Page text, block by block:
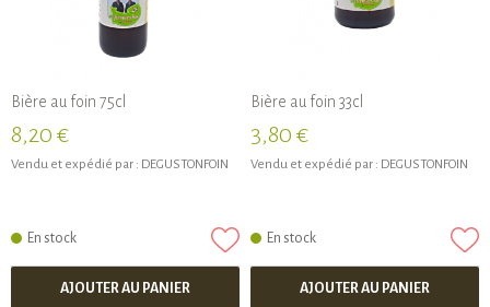
Bière au foin 75cl
8,20 €
Vendu et expédié par : DEGUSTONFOIN
En stock
AJOUTER AU PANIER
Bière au foin 33cl
3,80 €
Vendu et expédié par : DEGUSTONFOIN
En stock
AJOUTER AU PANIER